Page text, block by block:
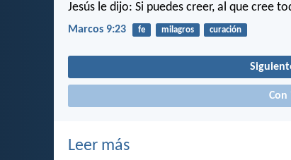
Jesús le dijo: Si puedes creer, al que cree
Marcos 9:23 fe milagros curación
Con
Leer más